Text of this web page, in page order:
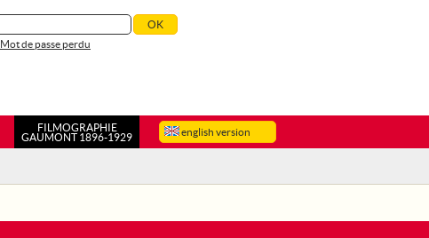
Mot de passe perdu
english version
FILMOGRAPHIE
GAUMONT 1896-1929